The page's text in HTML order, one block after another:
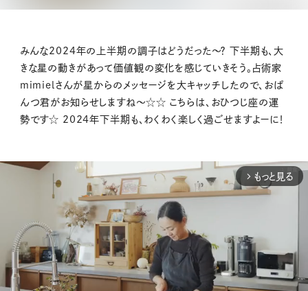
みんな2024年の上半期の調子はどうだった〜？ 下半期も、大
きな星の動きがあって価値観の変化を感じていきそう。占術家
mimielさんが星からのメッセージを大キャッチしたので、おぱ
んつ君がお知らせしますね〜☆☆ こちらは、おひつじ座の運
勢です☆ 2024年下半期も、わくわく楽しく過ごせますよーに！
arrow_forward_ios もっと見る